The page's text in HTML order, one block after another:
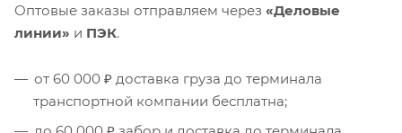
Оптовые заказы отправляем через «Деловые
линии» и ПЭК.
от 60 000 ₽ доставка груза до терминала
транспортной компании бесплатна;